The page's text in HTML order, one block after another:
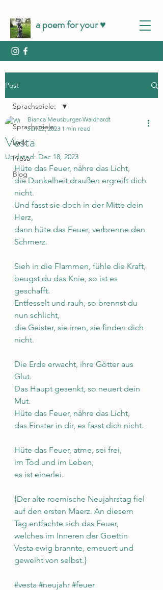
a poem for your ♥️
Post
Sprachspiele:
Lyrik
Prosa
Blog
Sprachspiele:
Vesta
Bianca Meusburger-Waldhardt
Jan 22, 2023 1 min read
Updated: Dec 18, 2023
Hüte das Feuer, nähre das Licht,
die Dunkelheit draußen ergreift dich
nicht.
Und fasst sie doch in der Mitte dein
Herz,
dann hüte das Feuer, verbrenne den
Schmerz.
Sieh in die Flammen, fühle die Kraft,
beugst du das Knie, so ist es
geschafft.
Entfesselt und rauh, so brennst du
nun schlicht,
die Geister, sie irren, sie finden dich
nicht.
Die Erde erwacht, ihre Götter aus
Glut.
Das Haupt gesenkt, so neuert dein
Mut.
Hüte das Feuer, nähre das Licht,
das Finster in dir, es fasst dich nicht.
Hüte das Feuer, atme, sei frei,
im Tod und im Leben,
es ist einerlei.
{Der alte roemische Neujahrstag fiel
auf den ersten Maerz. An diesem
Tag entfachte sich das Feuer,
welches im Inneren der Goettin
Vesta ewig brannte, erneuert und
geweiht von selbst.}
#vesta #neujahr #feuer